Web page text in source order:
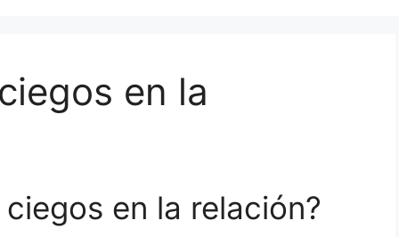
en la
en la relación?